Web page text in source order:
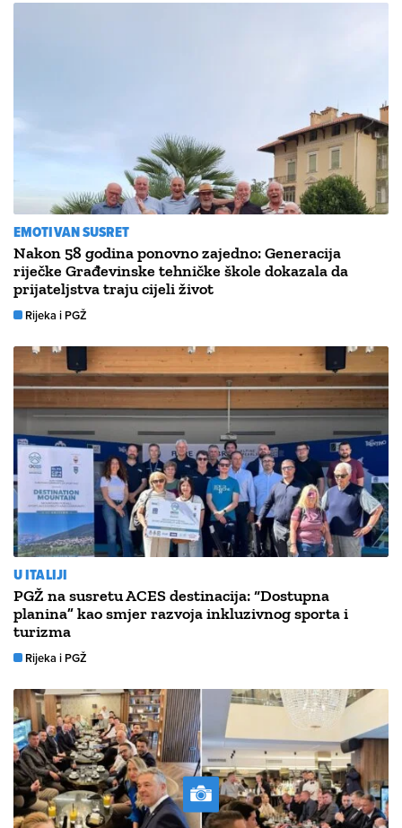
EMOTIVAN SUSRET
Nakon 58 godina ponovno zajedno: Generacija
riječke Građevinske tehničke škole dokazala da
prijateljstva traju cijeli život
Rijeka i PGŽ
U ITALIJI
PGŽ na susretu ACES destinacija: “Dostupna
planina” kao smjer razvoja inkluzivnog sporta i
turizma
Rijeka i PGŽ